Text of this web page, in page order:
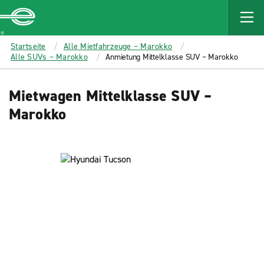
MAIN
CONTENT
Enterprise
Startseite
Alle Mietfahrzeuge – Marokko
Alle SUVs – Marokko
Anmietung Mittelklasse SUV – Marokko
Mietwagen Mittelklasse SUV –
Marokko